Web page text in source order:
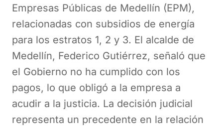
Empresas Públicas de Medellín (EPM),
relacionadas con subsidios de energía
para los estratos 1, 2 y 3. El alcalde de
Medellín, Federico Gutiérrez, señaló que
el Gobierno no ha cumplido con los
pagos, lo que obligó a la empresa a
acudir a la justicia. La decisión judicial
representa un precedente en la relación